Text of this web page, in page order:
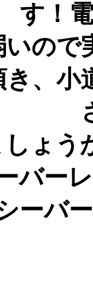
す！
ので
、
ょう
バー
ーバ